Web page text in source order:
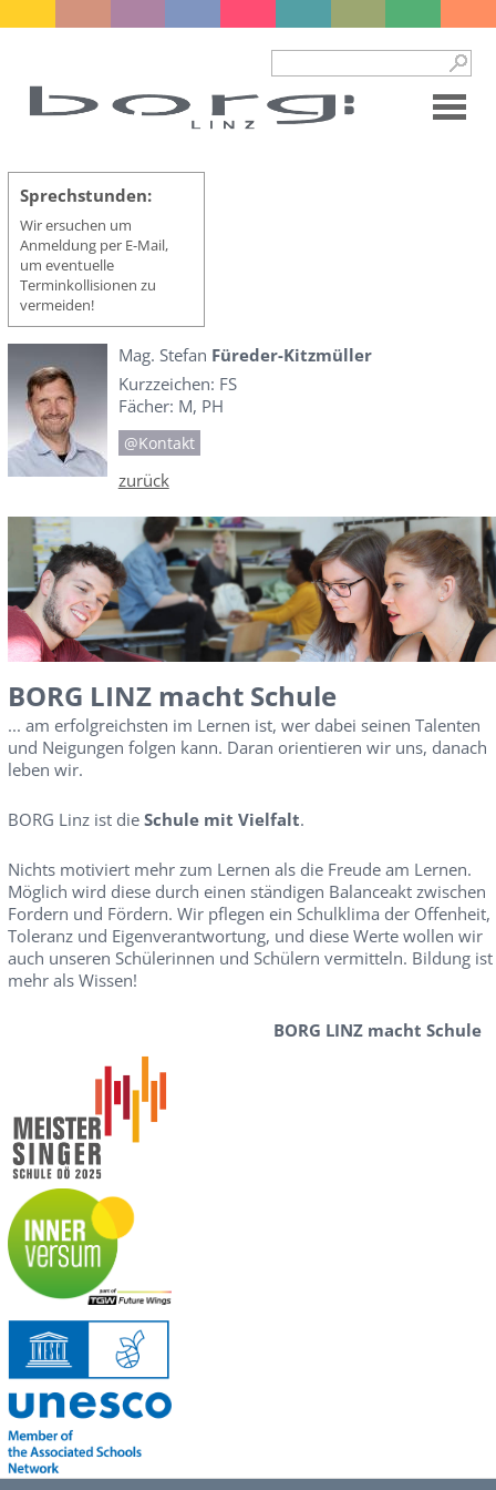
Sprechstunden:
Wir ersuchen um
Anmeldung per E-Mail,
um eventuelle
Terminkollisionen zu
vermeiden!
Mag. Stefan Füreder-Kitzmüller
Kurzzeichen: FS
Fächer: M, PH
@Kontakt
zurück
BORG LINZ macht Schule
... am erfolgreichsten im Lernen ist, wer dabei seinen Talenten
und Neigungen folgen kann. Daran orientieren wir uns, danach
leben wir.
BORG Linz ist die Schule mit Vielfalt.
Nichts motiviert mehr zum Lernen als die Freude am Lernen.
Möglich wird diese durch einen ständigen Balanceakt zwischen
Fordern und Fördern. Wir pflegen ein Schulklima der Offenheit,
Toleranz und Eigenverantwortung, und diese Werte wollen wir
auch unseren Schülerinnen und Schülern vermitteln. Bildung ist
mehr als Wissen!
BORG LINZ macht Schule